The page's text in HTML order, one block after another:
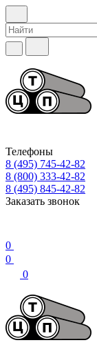
Телефоны
8 (495) 745-42-82
8 (800) 333-42-82
8 (495) 845-42-82
Заказать звонок
0
0
0